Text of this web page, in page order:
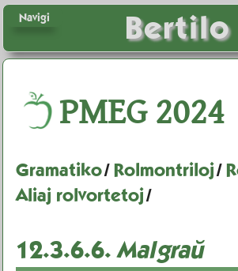
Bertilo
Navigi
PMEG2024
Gramatiko/Rolmontriloj/
Aliaj rolvortetoj/
12.3.6.6. Malgraŭ